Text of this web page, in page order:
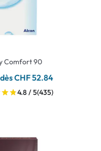
Comfort 90
dès CHF 52.84
4.8 / 5(435)